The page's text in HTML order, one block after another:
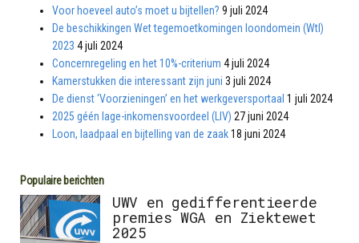
Voor hoeveel auto’s moet u bijtellen? 9 juli 2024
De beschikkingen Wet tegemoetkomingen loondomein (Wtl)
2023 4 juli 2024
Concernregeling en het 10%-criterium 4 juli 2024
Kamerstukken die interessant zijn juni 3 juli 2024
De dienst ‘Voorzieningen’ en het werkgeversportaal 1 juli 2024
2025 géén lage-inkomensvoordeel (LIV) 27 juni 2024
Loon, laadpaal en bijtelling van de zaak18 juni 2024
Populaire berichten
UWV en gedifferentieerde
premies WGA en Ziektewet
2025